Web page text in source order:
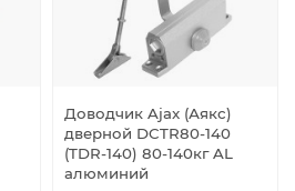
Доводчик Ajax (Аякс)
дверной DCTR80-140
(TDR-140) 80-140кг AL
алюминий